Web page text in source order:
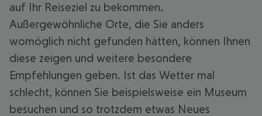
auf Ihr Reiseziel zu bekommen.
Außergewöhnliche Orte, die Sie anders
womöglich nicht gefunden hätten, können Ihnen
diese zeigen und weitere besondere
Empfehlungen geben. Ist das Wetter mal
schlecht, können Sie beispielsweise ein Museum
besuchen und so trotzdem etwas Neues